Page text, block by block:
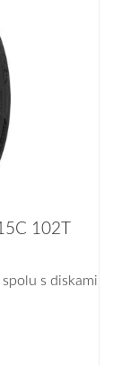
102T
s diskami